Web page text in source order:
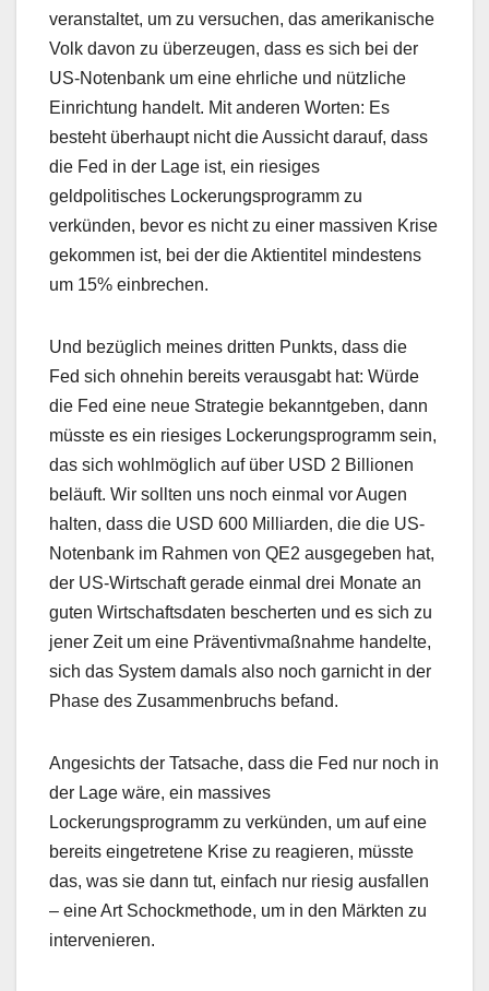
veranstaltet, um zu versuchen, das amerikanische
Volk davon zu überzeugen, dass es sich bei der
US-Notenbank um eine ehrliche und nützliche
Einrichtung handelt. Mit anderen Worten: Es
besteht überhaupt nicht die Aussicht darauf, dass
die Fed in der Lage ist, ein riesiges
geldpolitisches Lockerungsprogramm zu
verkünden, bevor es nicht zu einer massiven Krise
gekommen ist, bei der die Aktientitel mindestens
um 15% einbrechen.
Und bezüglich meines dritten Punkts, dass die
Fed sich ohnehin bereits verausgabt hat: Würde
die Fed eine neue Strategie bekanntgeben, dann
müsste es ein riesiges Lockerungsprogramm sein,
das sich wohlmöglich auf über USD 2 Billionen
beläuft. Wir sollten uns noch einmal vor Augen
halten, dass die USD 600 Milliarden, die die US-
Notenbank im Rahmen von QE2 ausgegeben hat,
der US-Wirtschaft gerade einmal drei Monate an
guten Wirtschaftsdaten bescherten und es sich zu
jener Zeit um eine Präventivmaßnahme handelte,
sich das System damals also noch garnicht in der
Phase des Zusammenbruchs befand.
Angesichts der Tatsache, dass die Fed nur noch in
der Lage wäre, ein massives
Lockerungsprogramm zu verkünden, um auf eine
bereits eingetretene Krise zu reagieren, müsste
das, was sie dann tut, einfach nur riesig ausfallen
– eine Art Schockmethode, um in den Märkten zu
intervenieren.